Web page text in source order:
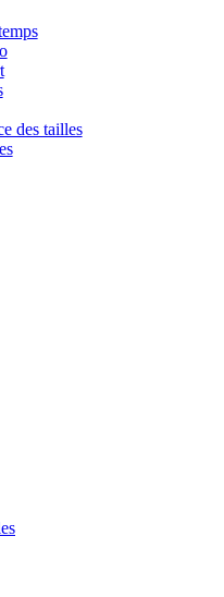
des tailles